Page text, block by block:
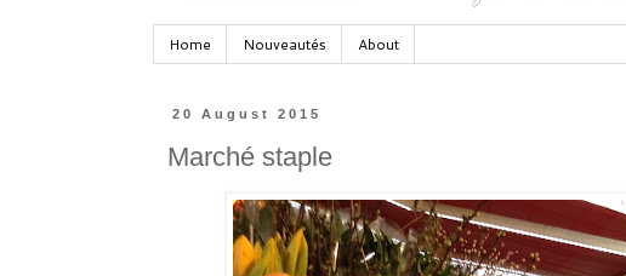
Home Nouveautés About
20 August 2015
Marché staple